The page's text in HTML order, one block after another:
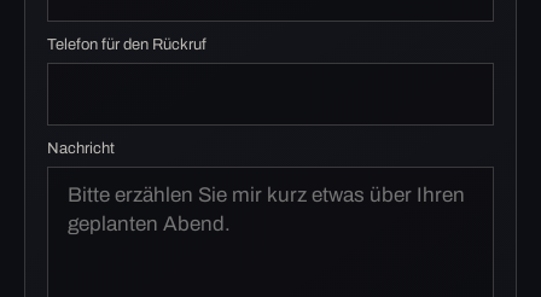
Telefon für den Rückruf
Nachricht